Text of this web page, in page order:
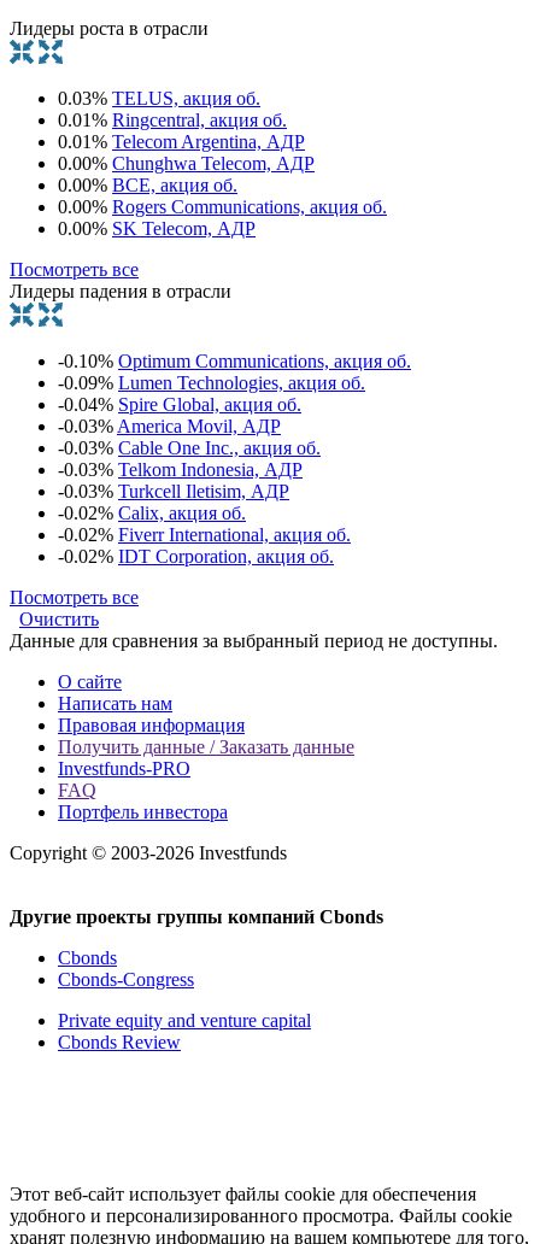
Лидеры роста в отрасли
0.03% TELUS, акция об.
0.01% Ringcentral, акция об.
0.01% Telecom Argentina, АДР
0.00% Chunghwa Telecom, АДР
0.00% BCE, акция об.
0.00% Rogers Communications, акция об.
0.00% SK Telecom, АДР
Посмотреть все
Лидеры падения в отрасли
-0.10% Optimum Communications, акция об.
-0.09% Lumen Technologies, акция об.
-0.04% Spire Global, акция об.
-0.03%America Movil, АДР
-0.03% Cable One Inc., акция об.
-0.03% Telkom Indonesia, АДР
-0.03% Turkcell Iletisim, АДР
-0.02% Calix, акция об.
-0.02% Fiverr International, акция об.
-0.02% IDT Corporation, акция об.
Посмотреть все
Очистить
Данные для сравнения за выбранный период не доступны.
О сайте
Написать нам
Правовая информация
Получить данные / Заказать данные
Investfunds-PRO
FAQ
Портфель инвестора
Copyright © 2003-2026 Investfunds
Другие проекты группы компаний Cbonds
Cbonds
Cbonds-Congress
Private equity and venture capital
Cbonds Review
Этот веб-сайт использует файлы cookie для обеспечения
удобного и персонализированного просмотра. Файлы cookie
хранят полезную информацию на вашем компьютере для того,